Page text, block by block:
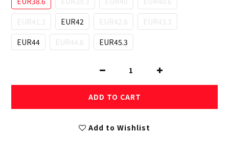
EUR41.3
EUR42 EUR42.6
EUR43.3
EUR44
EUR44.6 EUR45.3
ADD TO CART
Add to Wishlist